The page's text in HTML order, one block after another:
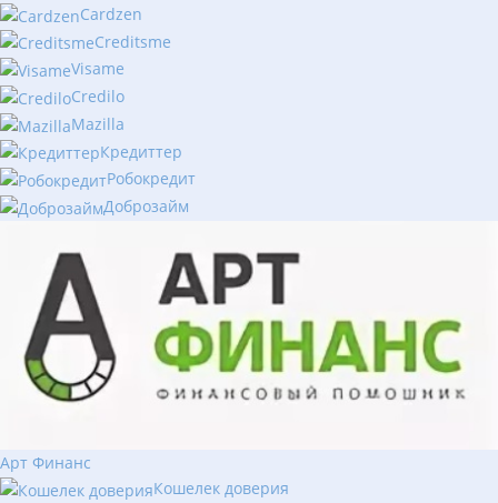
Cardzen
Creditsme
Visame
Credilo
Mazilla
Кредиттер
Робокредит
Доброзайм
Арт Финанс
Кошелек доверия